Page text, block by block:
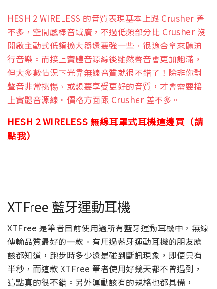
HESH 2 WIRELESS 的音質表現基本上跟 Crusher 差
不多，空間感棒音域廣，不過低頻部分比 Crusher 沒
開啟主動式低頻擴大器還要強一些，很適合拿來聽流
行音樂。而接上實體音源線後雖然聲音會更加飽滿，
但大多數情況下光靠無線音質就很不錯了！除非你對
聲音非常挑惕、或想要享受更好的音質，才會需要接
上實體音源線。價格方面跟 Crusher 差不多。
HESH 2 WIRELESS 無線耳罩式耳機這邊買（請
點我）
XTFree 藍牙運動耳機
XTFree 是筆者目前使用過所有藍牙運動耳機中，無線
傳輸品質最好的一款。有用過藍牙運動耳機的朋友應
該都知道，跑步時多少還是碰到斷訊現象，即便只有
半秒，而這款 XTFree 筆者使用好幾天都不曾遇到，
這點真的很不錯。另外運動該有的規格也都具備，